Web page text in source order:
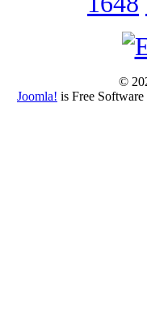
©
Joomla! is Free